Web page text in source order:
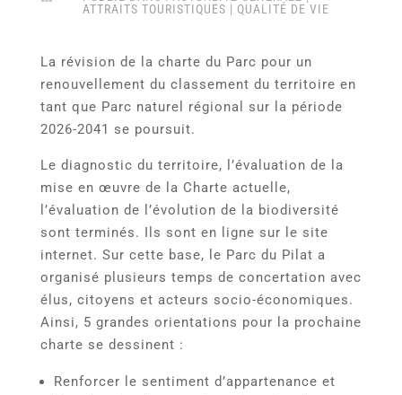
ATTRAITS TOURISTIQUES | QUALITÉ DE VIE
La révision de la charte du Parc pour un
renouvellement du classement du territoire en
tant que Parc naturel régional sur la période
2026-2041 se poursuit.
Le diagnostic du territoire, l’évaluation de la
mise en œuvre de la Charte actuelle,
l’évaluation de l’évolution de la biodiversité
sont terminés. Ils sont en ligne sur le site
internet. Sur cette base, le Parc du Pilat a
organisé plusieurs temps de concertation avec
élus, citoyens et acteurs socio-économiques.
Ainsi, 5 grandes orientations pour la prochaine
charte se dessinent :
Renforcer le sentiment d’appartenance et